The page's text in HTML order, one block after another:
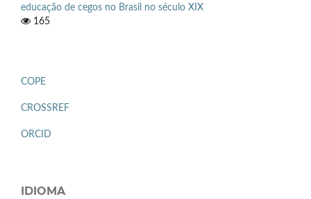
educação de cegos no Brasil no século XIX
165
COPE
CROSSREF
ORCID
IDIOMA